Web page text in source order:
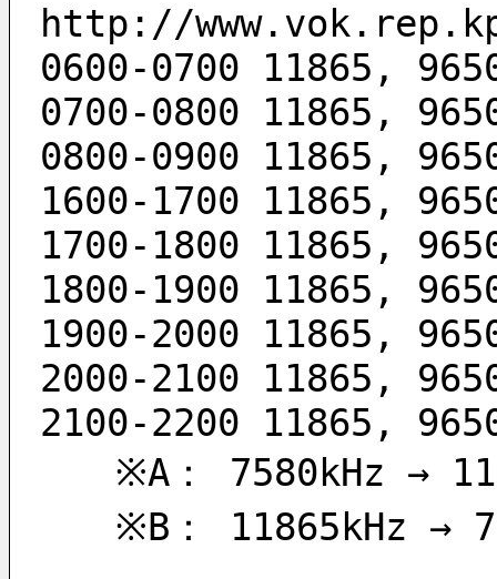
http://
0600-0700 11865,
0700-0800 11865,
0800-0900 11865,
1600-1700 11865,
1700-1800 11865,
1800-1900 11865,
1900-2000 11865,
2000-2100 11865,
2100-2200 11865,
※A： 7580kHz →
※B： 11865kHz →